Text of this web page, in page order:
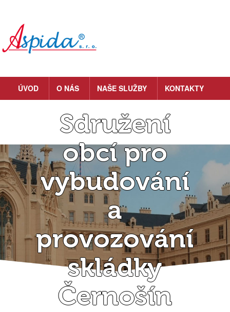
ÚVOD O NÁS NAŠE SLUŽBY KONTAKTY
Sdružení
obcí pro
vybudování
a
provozování
skládky
Černošín